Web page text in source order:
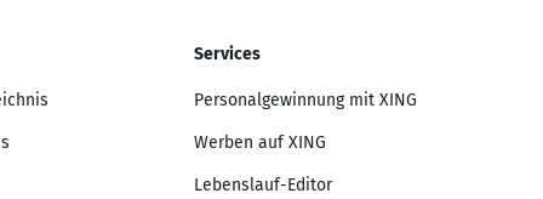
Services
Personalgewinnung mit XING
Werben auf XING
Lebenslauf-Editor